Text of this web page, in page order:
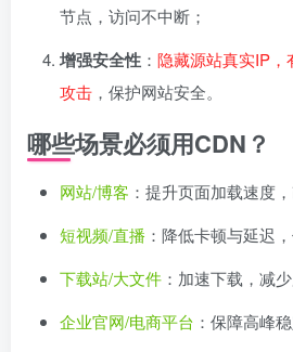
节点，访问不中断；
增强安全性 ： 隐藏源站真实IP
攻击 ，保护网站安全。
哪些场景必须用CDN？
网站/博客 ：提升页面加载速度
短视频/直播 ：降低卡顿与延迟
下载站/大文件 ：加速下载，减
企业官网/电商平台 ：保障高峰